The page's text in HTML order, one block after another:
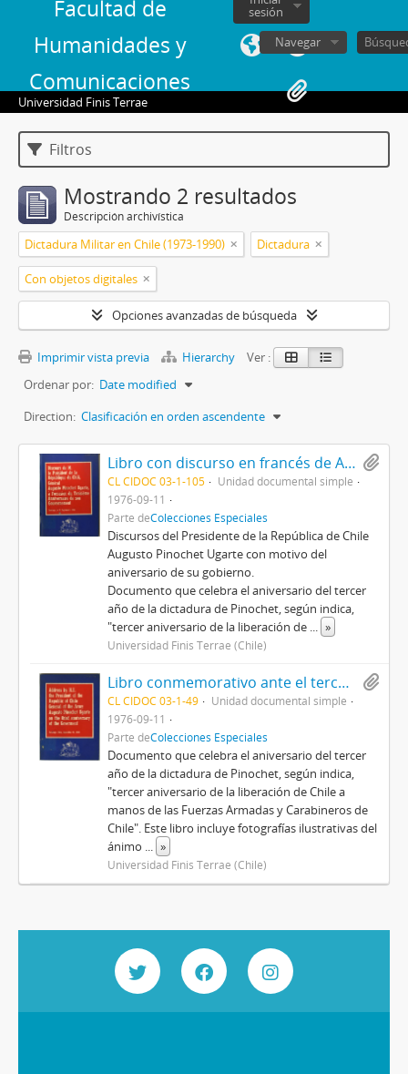
Facultad de
Humanidades y
Comunicaciones
sesión
Navegar
Universidad Finis Terrae
Filtros
Mostrando 2 resultados
Descripción archivística
Dictadura Militar en Chile (1973-1990) Dictadura
Con objetos digitales
Opciones avanzadas de búsqueda
Imprimir vista previa Hierarchy
Ver :
Ordenar por: Date modified
Direction: Clasificación en orden ascendente
Libro con discurso en francés de Augusto Pinochet, con motivo de la conmemoración del tercer aniversario del Gobierno, titulado Discours de M. le Président de la République du Chilí, Général Augusto Pinochet Ugarte, à l'occasion du Troisième Anniversaire de son Gouvernement
CL CIDOC 03-1-105
Unidad documental simple
1976-09-11
Parte deColecciones Especiales
Discursos del Presidente de la República de Chile
Augusto Pinochet Ugarte con motivo del
aniversario de su gobierno.
Documento que celebra el aniversario del tercer
año de la dictadura de Pinochet, según indica,
"tercer aniversario de la liberación de ... »
Universidad Finis Terrae (Chile)
Libro conmemorativo ante el tercer aniversario del gobierno de Augusot Pinochet, titulado Adress by H.E. the President of the Republic of Chile General of the Army Augusto Pinochet Ugarte on the third anniversary oh the Goverment
CL CIDOC 03-1-49
Unidad documental simple
1976-09-11
Parte deColecciones Especiales
Documento que celebra el aniversario del tercer
año de la dictadura de Pinochet, según indica,
"tercer aniversario de la liberación de Chile a
manos de las Fuerzas Armadas y Carabineros de
Chile". Este libro incluye fotografías ilustrativas del
ánimo ... »
Universidad Finis Terrae (Chile)